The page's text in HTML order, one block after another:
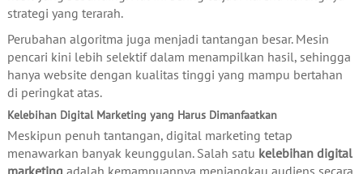
strategi yang terarah.
Perubahan algoritma juga menjadi tantangan besar. Mesin
pencari kini lebih selektif dalam menampilkan hasil, sehingga
hanya website dengan kualitas tinggi yang mampu bertahan
di peringkat atas.
Kelebihan Digital Marketing yang Harus Dimanfaatkan
Meskipun penuh tantangan, digital marketing tetap
menawarkan banyak keunggulan. Salah satu kelebihan digital
marketing adalah kemampuannya menjangkau audiens secara